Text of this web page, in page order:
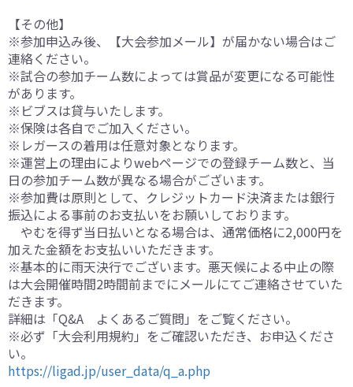
【その他】
※参加申込み後、【大会参加メール】が届かない場合はご
連絡ください。
※試合の参加チーム数によっては賞品が変更になる可能性
があります。
※ビブスは貸与いたします。
※保険は各自でご加入ください。
※レガースの着用は任意対象となります。
※運営上の理由によりwebページでの登録チーム数と、当
日の参加チーム数が異なる場合がございます。
※参加費は原則として、クレジットカード決済または銀行
振込による事前のお支払いをお願いしております。
やむを得ず当日払いとなる場合は、通常価格に2,000円を
加えた金額をお支払いいただきます。
※基本的に雨天決行でございます。悪天候による中止の際
は大会開催時間2時間前までにメールにてご連絡させていた
だきます。
詳細は「Q&A よくあるご質問」をご覧ください。
※必ず「大会利用規約」をご確認いただき、お申込くださ
い。
https://ligad.jp/user_data/q_a.php